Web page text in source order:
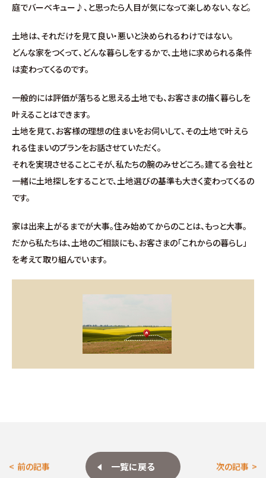
不動産管理 売買・賃貸仲介
企業情報・アクセス
∟レモンホームの取り組み
∟スタッフ紹介
お問い合わせ
∟総合お問い合わせ
庭でバーベキュー♪、と思ったら人目が気になって楽しめない、など。
土地は、それだけを見て良い・悪いと決められるわけではない。
どんな家をつくって、どんな暮らしをするかで、土地に求められる条件
は変わってくるのです。
一般的には評価が落ちると思える土地でも、お客さまの描く暮らしを
叶えることはできます。
土地を見て、お客様の理想の住まいをお伺いして、その土地で叶えら
れる住まいのプランをお話させていただく。
それを実現させることこそが、私たちの腕のみせどころ。建てる会社と
一緒に土地探しをすることで、土地選びの基準も大きく変わってくるの
です。
家は出来上がるまでが大事。住み始めてからのことは、もっと大事。
だから私たちは、土地のご相談にも、お客さまの「これからの暮らし」
を考えて取り組んでいます。
前の記事 一覧に戻る 次の記事